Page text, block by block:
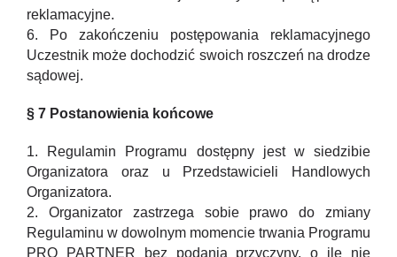
reklamacyjne.
6. Po zakończeniu postępowania reklamacyjnego
Uczestnik może dochodzić swoich roszczeń na drodze
sądowej.
§ 7 Postanowienia końcowe
1. Regulamin Programu dostępny jest w siedzibie
Organizatora oraz u Przedstawicieli Handlowych
Organizatora.
2. Organizator zastrzega sobie prawo do zmiany
Regulaminu w dowolnym momencie trwania Programu
PRO PARTNER bez podania przyczyny, o ile nie